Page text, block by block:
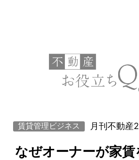
賃貸管理ビジネス 月刊不動産
なぜオーナーが家